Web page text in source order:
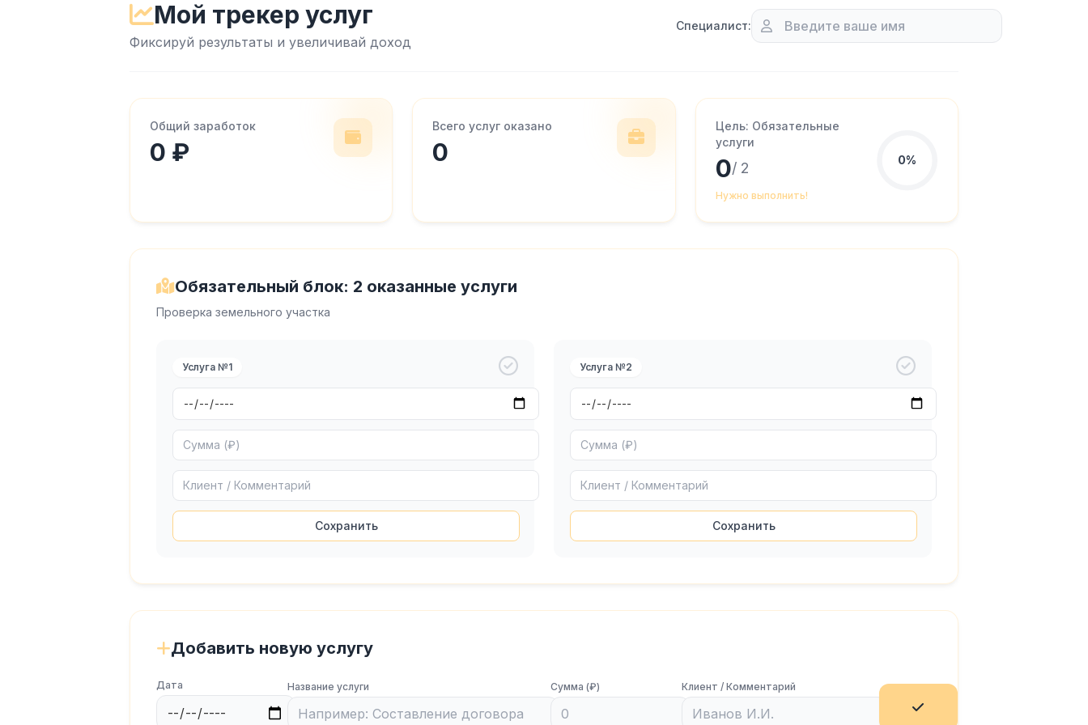
Мой трекер услуг
Фиксируй результаты и увеличивай доход
Специалист:
Общий заработок
0 ₽
Всего услуг оказано
0
Цель: Обязательные
услуги
0/ 2
Нужно выполнить!
0%
Обязательный блок: 2 оказанные услуги
Проверка земельного участка
Услуга №1
Сохранить
Услуга №2
Сохранить
Добавить новую услугу
Дата Название услуги Сумма (₽) Клиент / Комментарий